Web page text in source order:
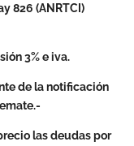
826 (ANRTCI)
3% e iva.
de la notificación
las deudas por